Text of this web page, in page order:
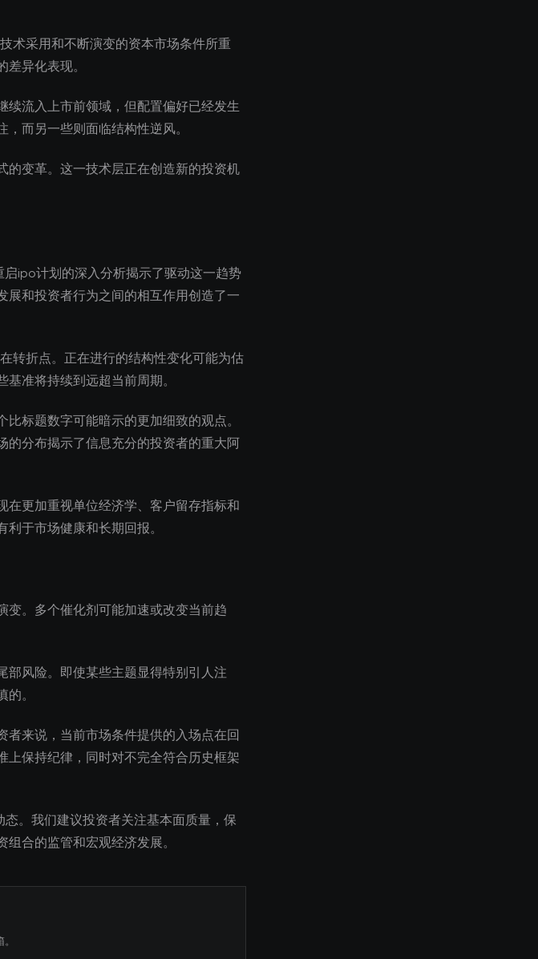
术采用和不断演变的资本市场条件所重
异化表现。
续流入上市前领域，但配置偏好已经发生
而另一些则面临结构性逆风。
的变革。这一技术层正在创造新的投资机
ipo计划的深入分析揭示了驱动这一趋势
展和投资者行为之间的相互作用创造了一
转折点。正在进行的结构性变化可能为估
准将持续到远超当前周期。
标题数字可能暗示的更加细致的观点。
的分布揭示了信息充分的投资者的重大阿
在更加重视单位经济学、客户留存指标和
于市场健康和长期回报。
变。多个催化剂可能加速或改变当前趋
部风险。即使某些主题显得特别引人注
。
来说，当前市场条件提供的入场点在回
上保持纪律，同时对不完全符合历史框架
。我们建议投资者关注基本面质量，保
合的监管和宏观经济发展。